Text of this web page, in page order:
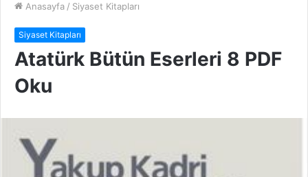
Anasayfa / Siyaset Kitapları
Siyaset Kitapları
Atatürk Bütün Eserleri 8 PDF
Oku